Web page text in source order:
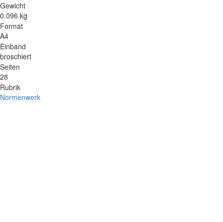
Gewicht
0.096 kg
Format
A4
Einband
broschiert
Seiten
28
Rubrik
Normenwerk